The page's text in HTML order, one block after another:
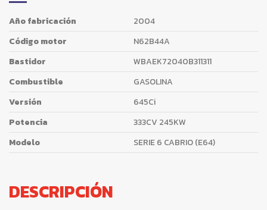
Año fabricación
2004
Código motor
N62B44A
Bastidor
WBAEK72040B311311
Combustible
GASOLINA
Versión
645Ci
Potencia
333CV 245KW
Modelo
SERIE 6 CABRIO (E64)
DESCRIPCIÓN